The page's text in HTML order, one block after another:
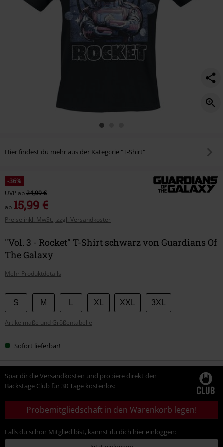
Hier findest du mehr aus der Kategorie "T-Shirt"
-36%
UVPab24,99 €
ab 15,99 €
Preise inkl. MwSt., zzgl. Versandkosten
"Vol. 3 - Rocket" T-Shirt schwarz von Guardians Of
The Galaxy
Mehr Produktdetails
Wähle
deine
Größe
S M XL XXL 3XL
Artikelmaße und Größentabelle
Sofort lieferbar!
Spar dir die Versandkosten und probiere direkt den
Backstage Club für 30 Tage kostenlos:
Probemitgliedschaft in den Warenkorb legen!
Falls du schon Mitglied bist, kannst du dich hier einloggen: